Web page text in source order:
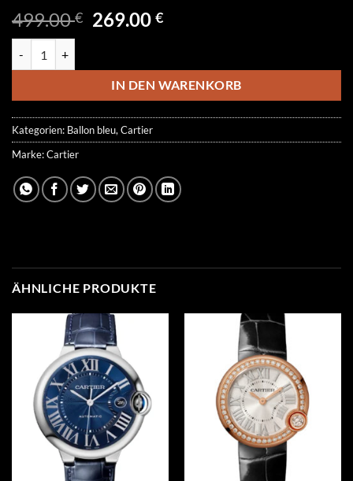
499.00€ Ursprünglicher
499.00 €
269.00€Aktueller
269.00 €.
IN DEN WARENKORB
Kategorien: Ballon bleu, Cartier
Marke:Cartier
ÄHNLICHE PRODUKTE